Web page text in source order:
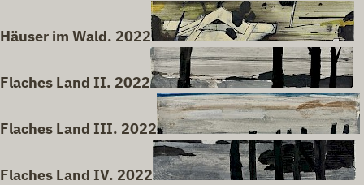
Häuser im Wald. 2022
Flaches Land II. 2022
Flaches Land III. 2022
Flaches Land IV. 2022